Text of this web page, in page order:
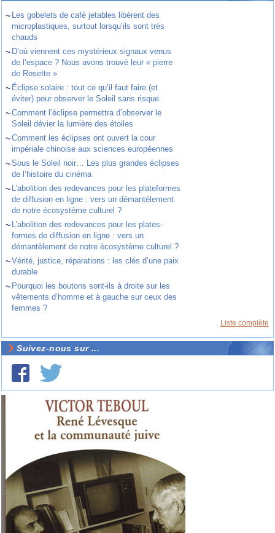
~ Les gobelets de café jetables libèrent des
microplastiques, surtout lorsqu’ils sont très
chauds
~ D’où viennent ces mystérieux signaux venus
de l’espace ? Nous avons trouvé leur « pierre
de Rosette »
~ Éclipse solaire : tout ce qu’il faut faire (et
éviter) pour observer le Soleil sans risque
~Comment l’éclipse permettra d’observer le
Soleil dévier la lumière des étoiles
~Comment les éclipses ont ouvert la cour
impériale chinoise aux sciences européennes
~Sous le Soleil noir… Les plus grandes éclipses
de l’histoire du cinéma
~ L’abolition des redevances pour les plateformes
de diffusion en ligne : vers un démantèlement
de notre écosystème culturel ?
~ L’abolition des redevances pour les plates-
formes de diffusion en ligne : vers un
démantèlement de notre écosystème culturel ?
~Vérité, justice, réparations : les clés d’une paix
durable
~ Pourquoi les boutons sont-ils à droite sur les
vêtements d’homme et à gauche sur ceux des
femmes ?
Liste complète
Suivez-nous sur ...